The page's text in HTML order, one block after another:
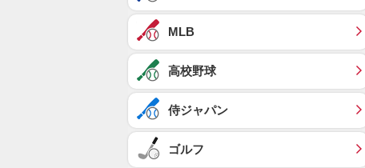
MLB
高校野球
侍ジャパン
ゴルフ